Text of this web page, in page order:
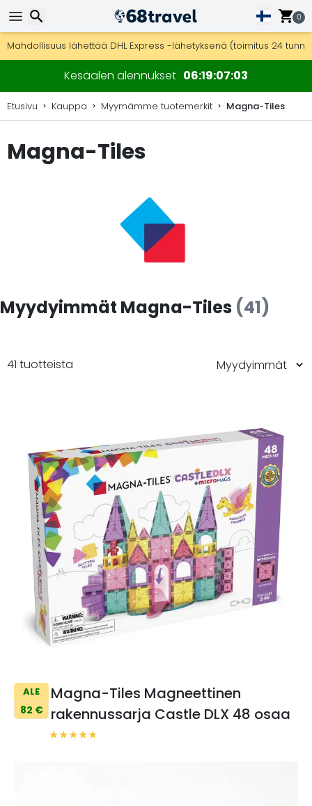
0
Ilmainen toimitus yli 275 € tilauksiin.
Mahdollisuus lähettää DHL Express -lähetyksenä (toimitus 24
30 päivää palautukseen, 90 päivää puukarttoihin ja koristeisiin.
Kesäalen alennukset 06190701
Etusivu Kauppa Myymämme tuotemerkit Magna-Tiles
Magna-Tiles
Myydyimmät Magna-Tiles (41)
41 tuotteista
ALE
82 €
Magna-Tiles Magneettinen
rakennussarja Castle DLX 48 osaa